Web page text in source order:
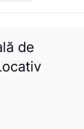
de